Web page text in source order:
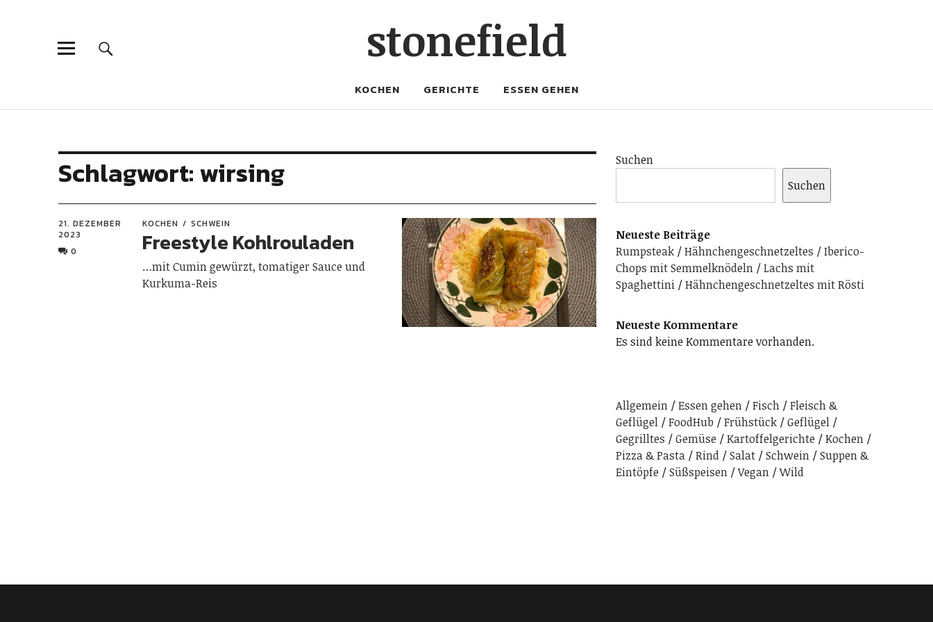
stonefield
KOCHEN GERICHTE ESSEN GEHEN
Schlagwort:wirsing
21. DEZEMBER
2023
0
KOCHEN SCHWEIN
Freestyle Kohlrouladen
…mit Cumin gewürzt, tomatiger Sauce und
Kurkuma-Reis
Suchen
Suchen
Neueste Beiträge
Rumpsteak
Hähnchengeschnetzeltes
Iberico-
Chops mit Semmelknödeln
Lachs mit
Spaghettini
Hähnchengeschnetzeltes mit Rösti
Neueste Kommentare
Es sind keine Kommentare vorhanden.
Allgemein Essen gehen Fisch
Fleisch &
Geflügel
FoodHub Frühstück
Geflügel
Gegrilltes
Gemüse Kartoffelgerichte
Kochen
Pizza & Pasta
Rind Salat Schwein
Suppen &
Eintöpfe
Süßspeisen Vegan Wild